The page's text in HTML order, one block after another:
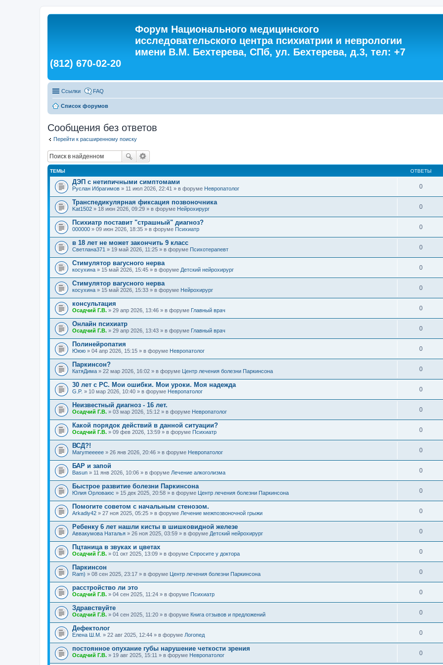
Форум Национального медицинского
исследовательского центра психиатрии и неврологии
имени В.М. Бехтерева, СПб, ул. Бехтерева, д.3, тел: +7
(812) 670-02-20
Ссылки FAQ
Список форумов
Сообщения без ответов
Перейти к расширенному поиску
ТЕМЫ ОТВЕТЫ
ДЭП с нетипичными симптомами
Руслан Ибрагимов » 11 июл 2026, 22:41 » в форуме Невропатолог 0
Транспедикулярная фиксация позвоночника
Kat1502 » 18 июн 2026, 09:29 » в форуме Нейрохирург 0
Психиатр поставит "страшный" диагноз?
000000 » 09 июн 2026, 18:35 » в форуме Психиатр 0
в 18 лет не может закончить 9 класс
Светлана371 » 19 май 2026, 11:25 » в форуме Психотерапевт 0
Стимулятор вагусного нерва
косухина » 15 май 2026, 15:45 » в форуме Детский нейрохирург 0
Стимулятор вагусного нерва
косухина » 15 май 2026, 15:33 » в форуме Нейрохирург 0
консультация
Осадчий Г.В. » 29 апр 2026, 13:46 » в форуме Главный врач 0
Онлайн психиатр
Осадчий Г.В. » 29 апр 2026, 13:43 » в форуме Главный врач 0
Полинейропатия
Ююю » 04 апр 2026, 15:15 » в форуме Невропатолог 0
Паркинсон?
КатяДима » 22 мар 2026, 16:02 » в форуме Центр лечения болезни Паркинсона 0
30 лет с РС. Мои ошибки. Мои уроки. Моя надежда
G.P. » 10 мар 2026, 10:40 » в форуме Невропатолог 0
Неизвестный диагноз - 16 лет.
Осадчий Г.В. » 03 мар 2026, 15:12 » в форуме Невропатолог 0
Какой порядок действий в данной ситуации?
Осадчий Г.В. » 09 фев 2026, 13:59 » в форуме Психиатр 0
ВСД?!
Marymeeeee » 26 янв 2026, 20:46 » в форуме Невропатолог 0
БАР и запой
Basun » 11 янв 2026, 10:06 » в форуме Лечение алкоголизма 0
Быстрое развитие болезни Паркинсона
Юлия Орловаюс » 15 дек 2025, 20:58 » в форуме Центр лечения болезни Паркинсона 0
Помогите советом с начальным стенозом.
Arkadiy42 » 27 ноя 2025, 05:25 » в форуме Лечение межпозвоночной грыжи 0
Ребенку 6 лет нашли кисты в шишковидной железе
Аввакумова Наталья » 26 ноя 2025, 03:59 » в форуме Детский нейрохирург 0
Пцтаница в звуках и цветах
Осадчий Г.В. » 01 окт 2025, 13:09 » в форуме Спросите у доктора 0
Паркинсон
Ram) » 08 сен 2025, 23:17 » в форуме Центр лечения болезни Паркинсона 0
расстройство ли это
Осадчий Г.В. » 04 сен 2025, 11:24 » в форуме Психиатр 0
Здравствуйте
Осадчий Г.В. » 04 сен 2025, 11:20 » в форуме Книга отзывов и предложений 0
Дефектолог
Елена Ш.М. » 22 авг 2025, 12:44 » в форуме Логопед 0
постоянное опухание губы нарушение четкости зрения
Осадчий Г.В. » 19 авг 2025, 15:11 » в форуме Невропатолог 0